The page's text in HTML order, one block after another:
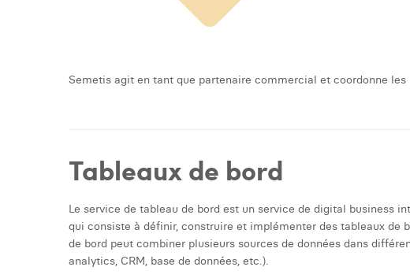
Semetis agit en tant que partenaire commercial et coordonne
Tableaux de bord
Le service de tableau de bord est un service de digital business
qui consiste à définir, construire et implémenter des tableaux de
de bord peut combiner plusieurs sources de données dans
analytics, CRM, base de données, etc.).